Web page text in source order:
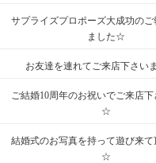
サプライズプロポーズ大成功のご
ました☆
お友達を連れてご来店下さい
ご結婚10周年のお祝いでご来店
☆
結婚式のお写真を持って遊び来て
☆